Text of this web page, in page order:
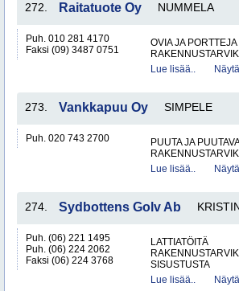
272. Raitatuote Oy NUMMELA
Puh. 010 281 4170
Faksi (09) 3487 0751
OVIA JA PORTTEJA
Lue lisää..
273. Vankkapuu Oy SIMPELE
Puh. 020 743 2700
PUUTA JA
Lue lisää..
274. Sydbottens Golv Ab
Puh. (06) 221 1495
Puh. (06) 224 2062
Faksi (06) 224 3768
LATTIATÖITÄ
SISUSTUSTA
Lue lisää..